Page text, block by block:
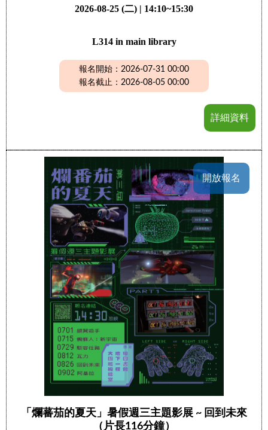
2026-08-25 (二) | 14:10~15:30
L314 in main library
報名開始：2026-07-31 00:00
報名截止：2026-08-05 00:00
詳細資料
開放報名
「爛蕃茄的夏天」暑假週三主題影展 ~ 回到未來
（片長116分鐘）